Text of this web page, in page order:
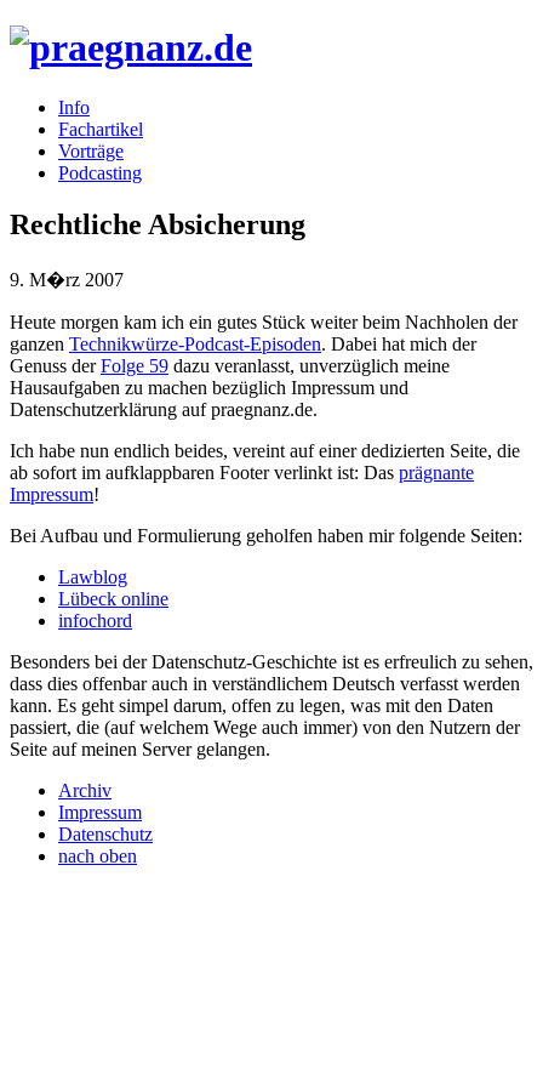
Info
Fachartikel
Vorträge
Podcasting
Rechtliche Absicherung
9. M�rz 2007
Heute morgen kam ich ein gutes Stück weiter beim Nachholen der
ganzen Technikwürze-Podcast-Episoden. Dabei hat mich der
Genuss derFolge 59 dazu veranlasst, unverzüglich meine
Hausaufgaben zu machen bezüglich Impressum und
Datenschutzerklärung auf praegnanz.de.
Ich habe nun endlich beides, vereint auf einer dedizierten Seite, die
ab sofort im aufklappbaren Footer verlinkt ist: Das prägnante
Impressum!
Bei Aufbau und Formulierung geholfen haben mir folgende Seiten:
Lawblog
Lübeck online
infochord
Besonders bei der Datenschutz-Geschichte ist es erfreulich zu sehen,
dass dies offenbar auch in verständlichem Deutsch verfasst werden
kann. Es geht simpel darum, offen zu legen, was mit den Daten
passiert, die (auf welchem Wege auch immer) von den Nutzern der
Seite auf meinen Server gelangen.
Archiv
Impressum
Datenschutz
nach oben